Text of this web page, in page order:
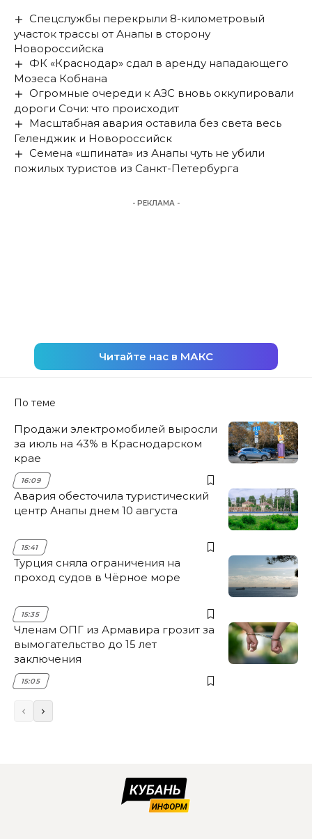
Спецслужбы перекрыли 8-километровый
участок трассы от Анапы в сторону
Новороссийска
ФК «Краснодар» сдал в аренду нападающего
Мозеса Кобнана
Огромные очереди к АЗС вновь оккупировали
дороги Сочи: что происходит
Масштабная авария оставила без света весь
Геленджик и Новороссийск
Семена «шпината» из Анапы чуть не убили
пожилых туристов из Санкт-Петербурга
- РЕКЛАМА -
Читайте нас в МАКС
По теме
Продажи электромобилей выросли
за июль на 43% в Краснодарском
крае
16:09
Авария обесточила туристический
центр Анапы днем 10 августа
15:41
Турция сняла ограничения на
проход судов в Чёрное море
15:35
Членам ОПГ из Армавира грозит за
вымогательство до 15 лет
заключения
15:05